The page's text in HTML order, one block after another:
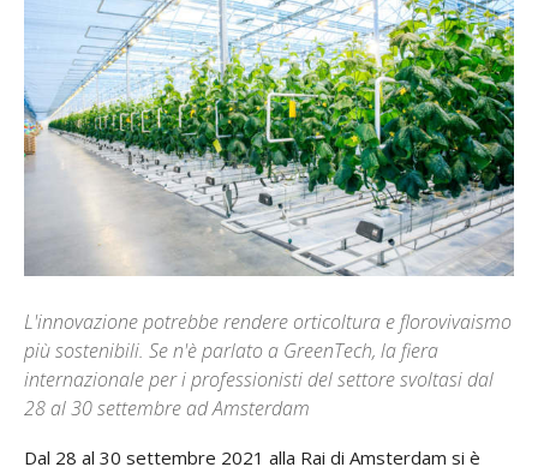
L'innovazione potrebbe rendere orticoltura e florovivaismo
più sostenibili. Se n'è parlato a GreenTech, la fiera
internazionale per i professionisti del settore svoltasi dal
28 al 30 settembre ad Amsterdam
Dal 28 al 30 settembre 2021 alla Rai di Amsterdam si è